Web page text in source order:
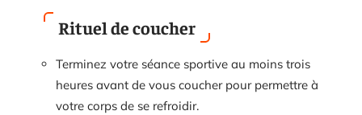
Rituel de coucher
Terminez votre séance sportive au moins trois
heures avant de vous coucher pour permettre à
votre corps de se refroidir.